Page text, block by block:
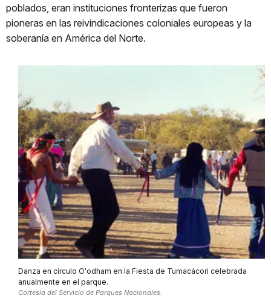
poblados, eran instituciones fronterizas que fueron
pioneras en las reivindicaciones coloniales europeas y la
soberanía en América del Norte.
Danza en círculo O'odham en la Fiesta de Tumacácori celebrada
anualmente en el parque.
Cortesía del Servicio de Parques Nacionales.